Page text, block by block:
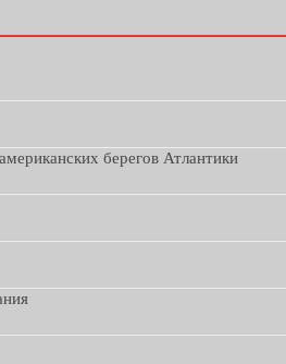
берегов Атлантики